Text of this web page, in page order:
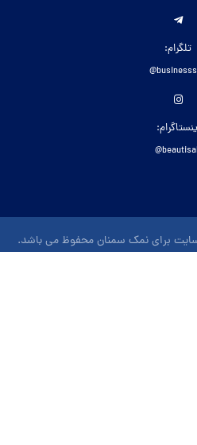
تلگرام:
برای نمک سمنان محفوظ می باشد.